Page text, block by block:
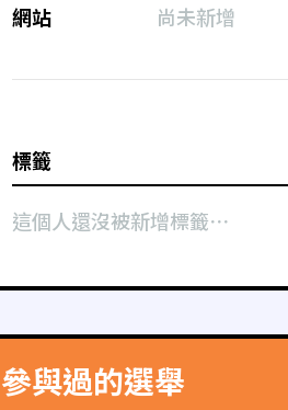
網站
尚未新增
標籤
這個人還沒被新增標籤⋯
參與過的選舉